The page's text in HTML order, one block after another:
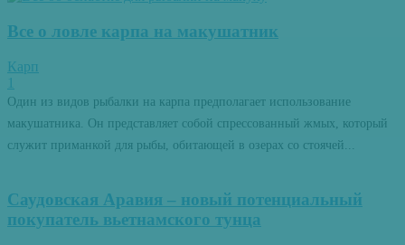
Все о ловле карпа на макушатник
Карп
1
Один из видов рыбалки на карпа предполагает использование
макушатника. Он представляет собой спрессованный жмых, который
служит приманкой для рыбы, обитающей в озерах со стоячей...
Саудовская Аравия – новый потенциальный
покупатель вьетнамского тунца